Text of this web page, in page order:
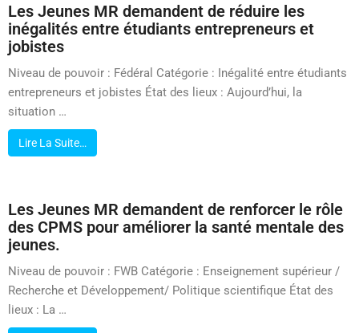
Les Jeunes MR demandent de réduire les
inégalités entre étudiants entrepreneurs et
jobistes
Niveau de pouvoir : Fédéral Catégorie : Inégalité entre étudiants
entrepreneurs et jobistes État des lieux : Aujourd’hui, la
situation …
Lire La Suite…
Les Jeunes MR demandent de renforcer le rôle
des CPMS pour améliorer la santé mentale des
jeunes.
Niveau de pouvoir : FWB Catégorie : Enseignement supérieur /
Recherche et Développement/ Politique scientifique État des
lieux : La …